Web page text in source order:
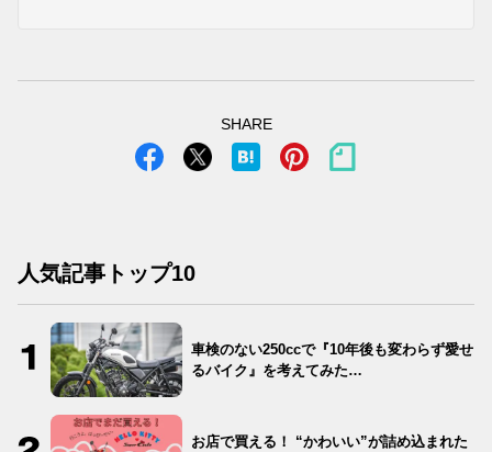
SHARE
人気記事トップ10
車検のない250ccで『10年後も変わらず愛せ
るバイク』を考えてみた…
お店で買える！ “かわいい”が詰め込まれた